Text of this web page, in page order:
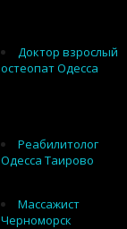
Доктор взрослый
остеопат Одесса
Реабилитолог
Одесса Таирово
Массажист
Черноморск